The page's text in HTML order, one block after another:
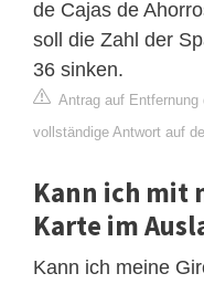
de Cajas de
soll die Zahl der
36 sinken.
Antrag auf Entfernung
vollständige Antwort auf
Kann ich mit
Karte im
Kann ich meine